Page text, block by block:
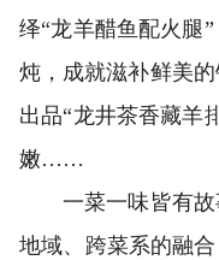
绎“龙羊醋鱼配火腿
炖，成就滋补鲜美
出品“龙井茶香藏羊
嫩……
一菜一味皆有故
地域、跨菜系的融合